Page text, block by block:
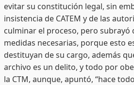
evitar su constitución legal, sin
insistencia de CATEM y de las
culminar el proceso, pero subrayó
medidas necesarias, porque esto
destituyan de su cargo, además
archivo es un delito, y todo por
la CTM, aunque, apuntó, “hace